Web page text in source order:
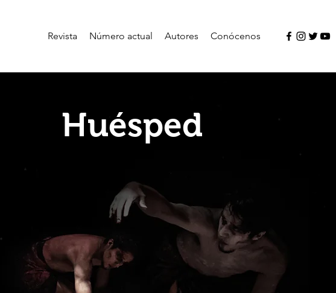
Revista Número actual Autores Conócenos
Huésped